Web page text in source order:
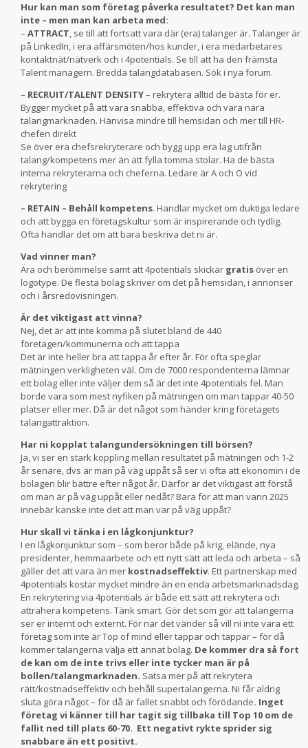
Hur kan man som företag påverka resultatet? Det kan man
inte – men man kan arbeta med:
– ATTRACT, se till att fortsatt vara där (era) talanger är. Talanger är
på LinkedIn, i era affärsmöten/hos kunder, i era medarbetares
kontaktnät/nätverk och i 4potentials. Se till att ha den främsta
Talent managern. Bredda talangdatabasen. Sök i nya forum.
– RECRUIT/TALENT DENSITY– rekrytera alltid de bästa för er.
Bygger mycket på att vara snabba, effektiva och vara nära
talangmarknaden. Hänvisa mindre till hemsidan och mer till HR-
chefen direkt
Se över era chefsrekryterare och bygg upp era lag utifrån
talang/kompetens mer än att fylla tomma stolar. Ha de bästa
interna rekryterarna och cheferna. Ledare är A och O vid
rekrytering
– RETAIN – Behåll kompetens. Handlar mycket om duktiga ledare
och att bygga en företagskultur som är inspirerande och tydlig.
Ofta handlar det om att bara beskriva det ni är.
Vad vinner man?
Ära och berömmelse samt att 4potentials skickar gratis över en
logotype. De flesta bolag skriver om det på hemsidan, i annonser
och i årsredovisningen.
Är det viktigast att vinna?
Nej, det är att inte komma på slutet bland de 440
företagen/kommunerna och att tappa
Det är inte heller bra att tappa år efter år. För ofta speglar
mätningen verkligheten väl. Om de 7000 respondenterna lämnar
ett bolag eller inte väljer dem så är det inte 4potentials fel. Man
borde vara som mest nyfiken på mätningen om man tappar 40-50
platser eller mer. Då är det något som händer kring företagets
talangattraktion.
Har ni kopplat talangundersökningen till börsen?
Ja, vi ser en stark koppling mellan resultatet på mätningen och 1-2
år senare, dvs är man på väg uppåt så ser vi ofta att ekonomin i de
bolagen blir bättre efter något år. Därför är det viktigast att förstå
om man är på väg uppåt eller nedåt? Bara för att man vann 2025
innebär kanske inte det att man var på väg uppåt?
Hur skall vi tänka i en lågkonjunktur?
I en lågkonjunktur som – som beror både på krig, elände, nya
presidenter, hemmaarbete och ett nytt sätt att leda och arbeta – så
gäller det att vara än mer kostnadseffektiv. Ett partnerskap med
4potentials kostar mycket mindre än en enda arbetsmarknadsdag.
En rekrytering via 4potentials är både ett sätt att rekrytera och
attrahera kompetens. Tänk smart. Gör det som gör att talangerna
ser er internt och externt. För när det vänder så vill ni inte vara ett
företag som inte är Top of mind eller tappar och tappar – för då
kommer talangerna välja ett annat bolag. De kommer dra så fort
de kan om de inte trivs eller inte tycker man är på
bollen/talangmarknaden. Satsa mer på att rekrytera
rätt/kostnadseffektiv och behåll supertalangerna. Ni får aldrig
sluta göra något – för då är fallet snabbt och förödande. Inget
företag vi känner till har tagit sig tillbaka till Top 10 om de
fallit ned till plats 60-70. Ett negativt rykte sprider sig
snabbare än ett positivt.